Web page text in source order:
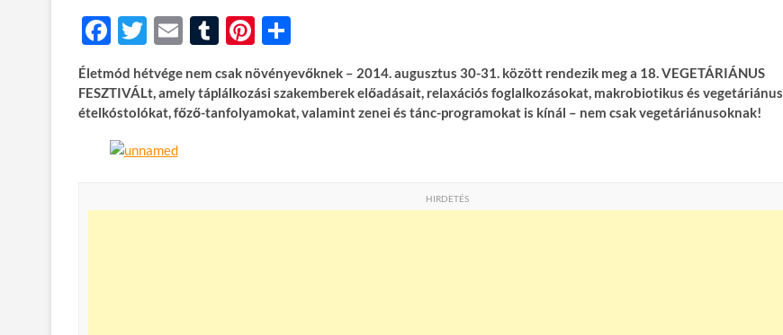
F
ac
e
b
o
k
T
w
itt
er
E
ail
T
m
bl
Pi
nt
er
es
ss
za
m
Életmód hétvége nem csak növényevőknek – 2014. augusztus 30-31. között rendezik meg a 18. VEGETÁRIÁNUS
FESZTIVÁLt, amely táplálkozási szakemberek előadásait, relaxációs foglalkozásokat, makrobiotikus és vegetáriánus
ételkóstolókat, főző-tanfolyamokat, valamint zenei és tánc-programokat is kínál – nem csak vegetáriánusoknak!
HIRDETÉS